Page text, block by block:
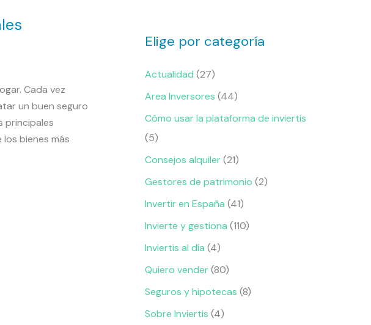
Cada vez
un buen seguro
principales
bienes más
Elige por categoría
Actualidad (27)
Area Inversores (44)
Cómo usar la plataforma de inviertis
(5)
Consejos alquiler(21)
Gestores de patrimonio (2)
Invertir en España (41)
Invierte y gestiona (110)
Inviertis al día (4)
Quiero vender(80)
Seguros y hipotecas (8)
Sobre Inviertis (4)